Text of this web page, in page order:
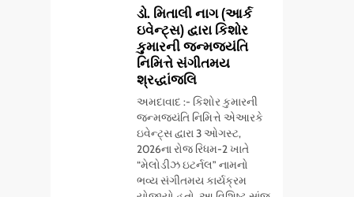
ડો. મિતાલી નાગ (આર્ક
ઇવેન્ટ્સ) દ્વારા કિશોર
કુમારની જન્મજયંતિ
નિમિત્તે સંગીતમય
શ્રદ્ધાંજલિ
અમદાવાદ :- કિશોર કુમારની
જન્મજયંતિ નિમિત્તે એઆરકે
ઇવેન્ટ્સ દ્વારા 3 ઓગસ્ટ,
2026ના રોજ રિધમ-2 ખાતે
“મેલોડીઝ ઇટર્નલ” નામનો
ભવ્ય સંગીતમય કાર્યક્રમ